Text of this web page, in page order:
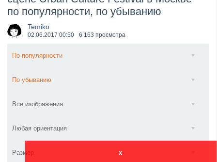
​Wacken Open Air 2027 объявил новую волну участ...
по популярности, по убыванию
Temiko
02.06.2017 00:50 6 163 просмотра
По популярности
По убыванию
Все изображения
Любая ориентация
Размер x